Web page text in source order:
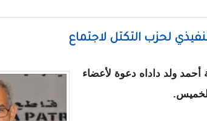
لتجنب مناطق تجمع المياه وتدفق السيول
لحزب التكتل لاجتماع
ولد داداه دعوة لأعضاء